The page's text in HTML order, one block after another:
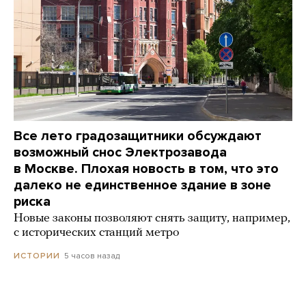
Все лето градозащитники обсуждают
возможный снос Электрозавода
в Москве. Плохая новость в том, что это
далеко не единственное здание в зоне
риска
Новые законы позволяют снять защиту, например,
с исторических станций метро
ИСТОРИИ 5 часов назад